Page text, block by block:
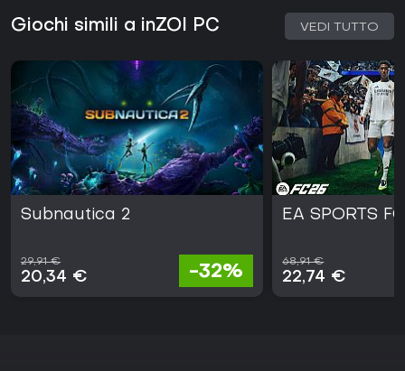
Giochi simili a inZOI PC VEDI TUTTO
Subnautica 2
29,91 €
20,34 € -32%
EA SPORTS
68,91 €
22,74 €